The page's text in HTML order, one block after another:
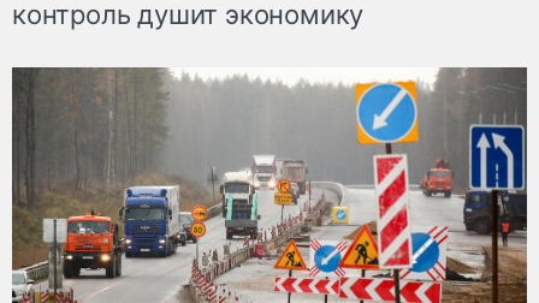
контроль душит экономику